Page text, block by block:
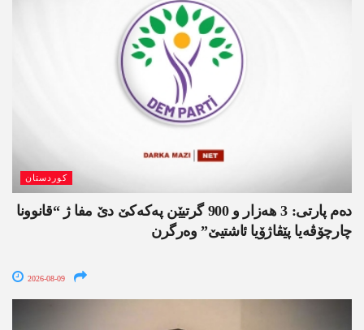
کوردستان
دەم پارتی: 3 ھەزار و 900 گرتیێن پەکەکێ دێ مفا ژ “قانوونا
چارچۆڤەیا پێڤاژۆیا ئاشتیێ” وەرگرن
2026-08-09